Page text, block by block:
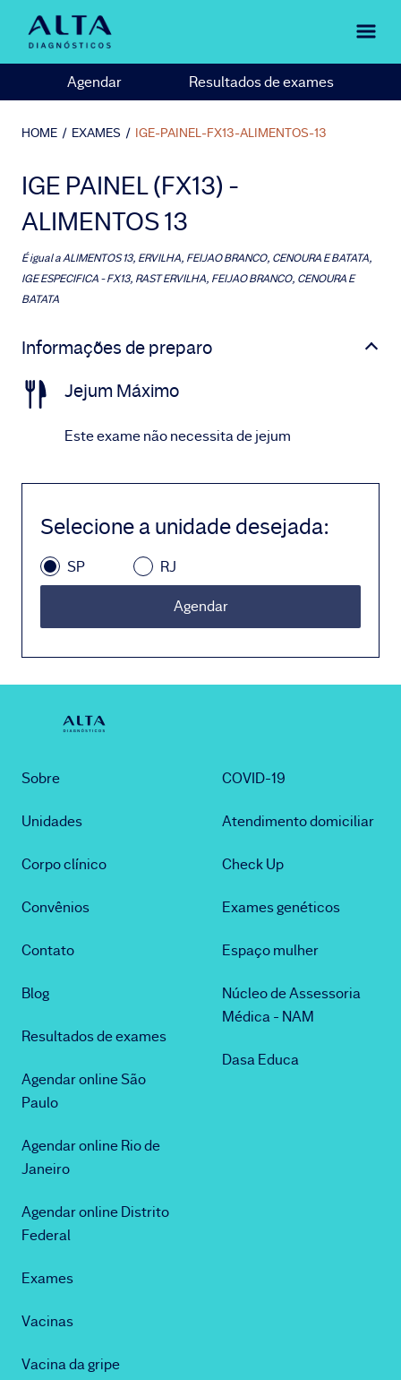
Agendar Resultados de exames
HOME / EXAMES / IGE-PAINEL-FX13-ALIMENTOS-13
IGE PAINEL (FX13) -
ALIMENTOS 13
É igual aALIMENTOS 13, ERVILHA, FEIJAO BRANCO, CENOURA E BATATA,
IGE ESPECIFICA - FX13, RAST ERVILHA, FEIJAO BRANCO, CENOURA E
BATATA
Informações de preparo
Jejum Máximo
Este exame não necessita de jejum
Selecione a unidade desejada:
SP RJ
Agendar
Sobre
Unidades
Corpo clínico
Convênios
Contato
Blog
Resultados de exames
Agendar online São
Paulo
Agendar online Rio de
Janeiro
Agendar online Distrito
Federal
Exames
Vacinas
Vacina da gripe
COVID-19
Atendimento domiciliar
Check Up
Exames genéticos
Espaço mulher
Núcleo de Assessoria
Médica - NAM
Dasa Educa